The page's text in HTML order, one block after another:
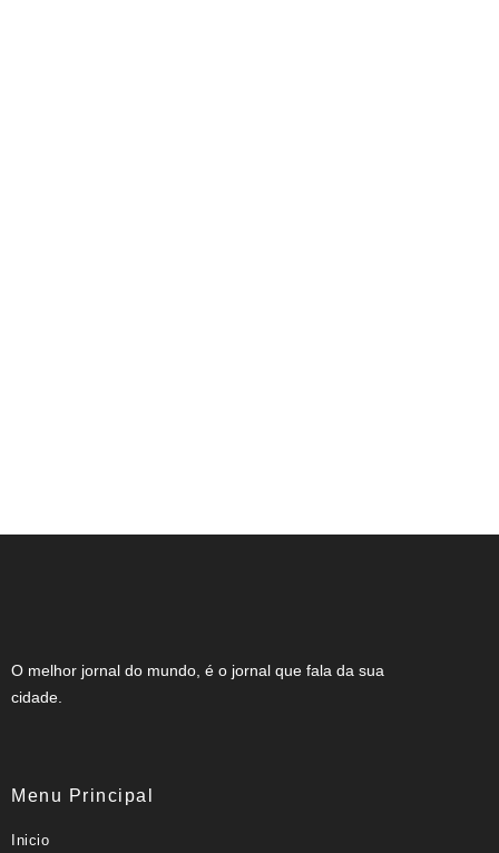
O melhor jornal do mundo, é o jornal que fala da sua
cidade.
Menu Principal
Inicio